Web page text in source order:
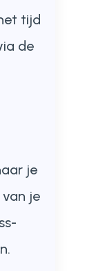
tijd
de
je
je